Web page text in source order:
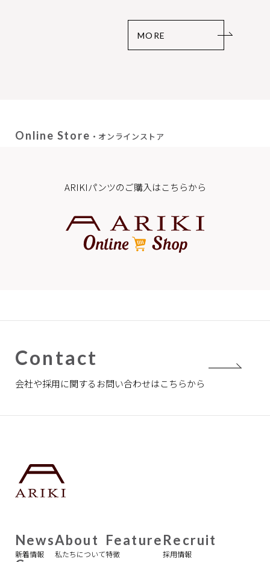
MORE
Online Store ・オンラインストア
ARIKIパンツのご購入はこちらから
Contact
会社や採用に関するお問い合わせはこちらから
News
新着情報
About
私たちについて
Feature
特徴
Recruit
採用情報